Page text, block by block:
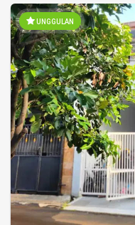
UNGGULAN